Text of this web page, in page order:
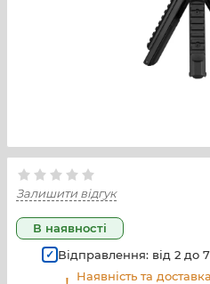
Залишити відгук
В наявності
Відправлення: від 2 до 7
Наявність та